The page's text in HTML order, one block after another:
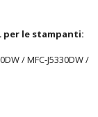
per le stampanti:
/ MFC-J5330DW /